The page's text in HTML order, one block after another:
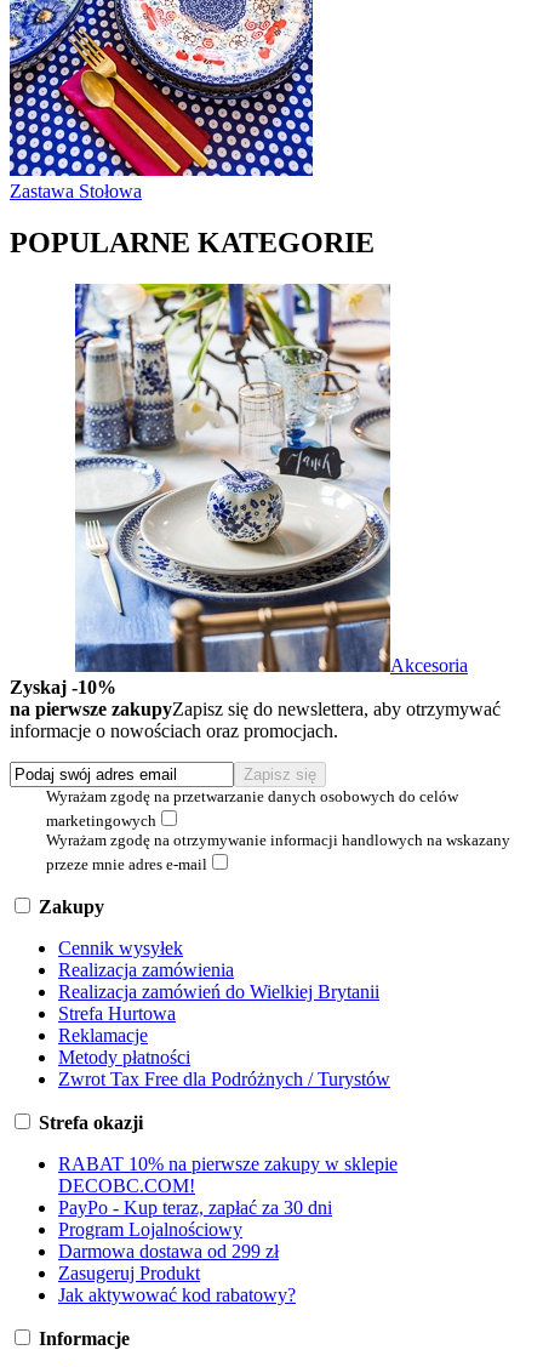
Zastawa Stołowa
POPULARNE KATEGORIE
Akcesoria
Zyskaj -10%
na pierwsze zakupyZapisz się do newslettera, aby otrzymywać
informacje o nowościach oraz promocjach.
Wyrażam zgodę na przetwarzanie danych osobowych do celów
marketingowych
Wyrażam zgodę na otrzymywanie informacji handlowych na wskazany
przeze mnie adres e-mail
Zakupy
Cennik wysyłek
Realizacja zamówienia
Realizacja zamówień do Wielkiej Brytanii
Strefa Hurtowa
Reklamacje
Metody płatności
Zwrot Tax Free dla Podróżnych / Turystów
Strefa okazji
RABAT 10% na pierwsze zakupy w sklepie
DECOBC.COM!
PayPo - Kup teraz, zapłać za 30 dni
Program Lojalnościowy
Darmowa dostawa od 299 zł
Zasugeruj Produkt
Jak aktywować kod rabatowy?
Informacje